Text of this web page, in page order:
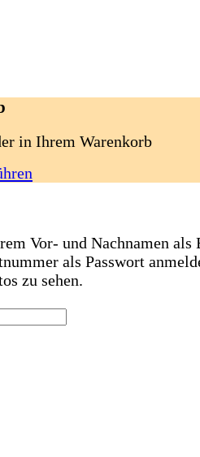
in Ihrem Warenkorb
Vor- und Nachnamen als
als Passwort
zu sehen.